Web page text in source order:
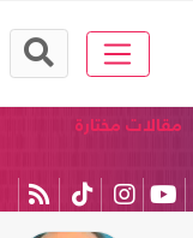
مقالات مختارة